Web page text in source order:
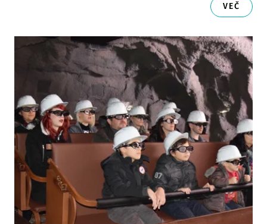
VEČ